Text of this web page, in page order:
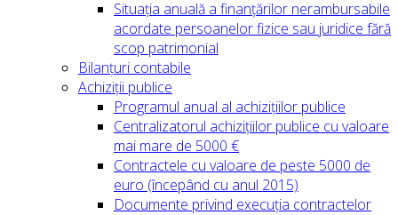
Situația anuală a finanțărilor nerambursabile
acordate persoanelor fizice sau juridice fără
scop patrimonial
Bilanțuri contabile
Achiziții publice
Programul anual al achizițiilor publice
Centralizatorul achizițiilor publice cu valoare
mai mare de 5000 €
Contractele cu valoare de peste 5000 de
euro (începând cu anul 2015)
Documente privind execuția contractelor